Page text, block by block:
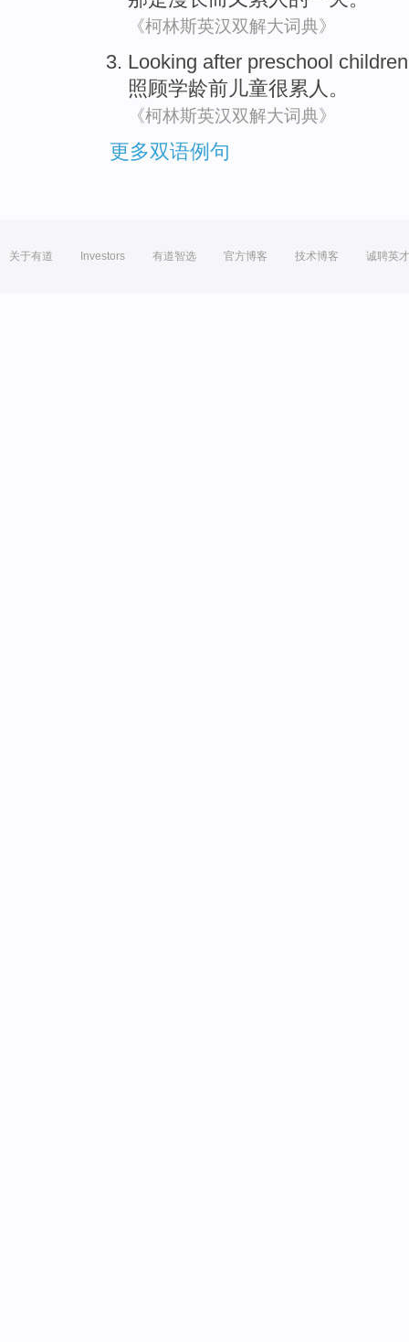
《柯林斯英汉双解大词典》
Looking after preschool children
照顾学龄前 儿童很累人 。
《柯林斯英汉双解大词典》
更多双语例句
关于有道 Investors 有道智选 官方博客 技术博客 诚聘英才